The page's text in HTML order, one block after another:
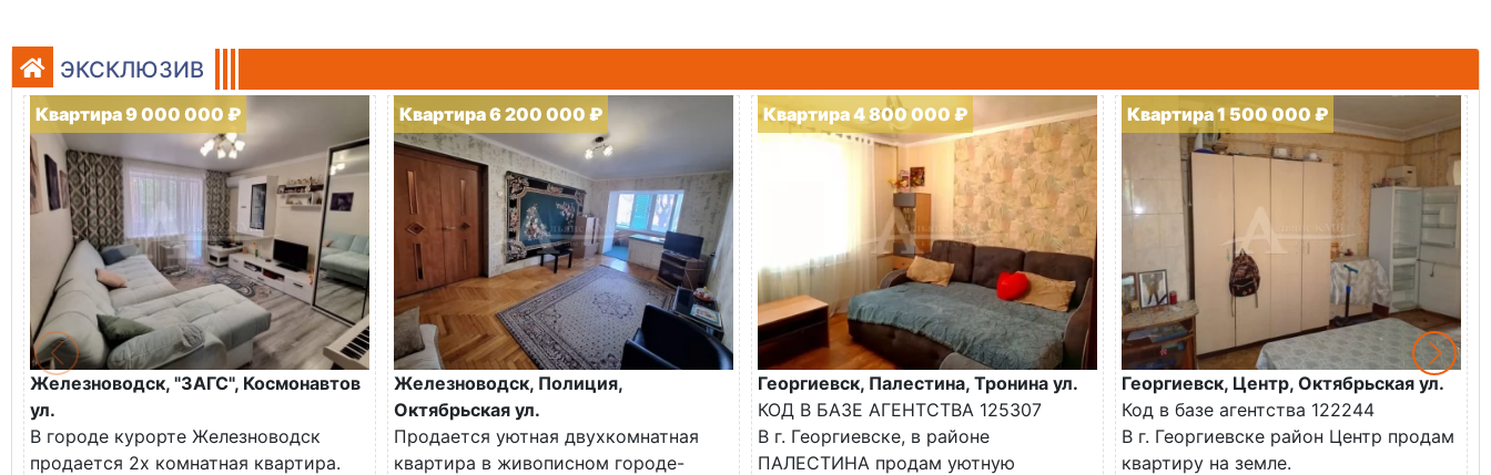
ЭКСКЛЮЗИВ
Квартира 9 000 000 ₽
Железноводск, "ЗАГС", Космонавтов
ул.
В городе курорте Железноводск
продается 2х комнатная квартира.
Квартира 6 200 000 ₽
Железноводск, Полиция,
Октябрьская ул.
Продается уютная двухкомнатная
квартира в живописном городе-
Квартира 4 800 000 ₽
Георгиевск, Палестина, Тронина ул.
КОД В БАЗЕ АГЕНТСТВА 125307
В г. Георгиевске, в районе
ПАЛЕСТИНА продам уютную
Квартира 1 500 000 ₽
Георгиевск, Центр, Октябрьская ул.
Код в базе агентства 122244
В г. Георгиевске район Центр продам
квартиру на земле.